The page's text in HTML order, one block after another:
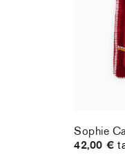
Sophie
42,00 €